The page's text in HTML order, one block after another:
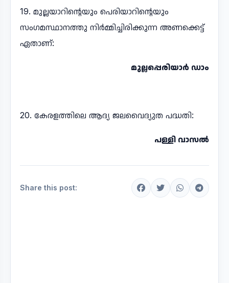
19. മുല്ലയാറിന്റെയും പെരിയാറിന്റെയും
സംഗമസ്ഥാനത്തു നിർമ്മിച്ചിരിക്കുന്ന അണക്കെട്ട്
ഏതാണ്:
മുല്ലപ്പെരിയാർ ഡാം
20. കേരളത്തിലെ ആദ്യ ജലവൈദ്യുത പദ്ധതി:
പള്ളി വാസൽ
Share this post: